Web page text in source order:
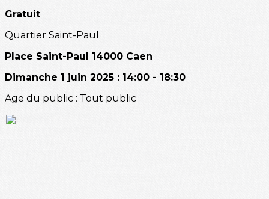
Gratuit
Quartier Saint-Paul
Place Saint-Paul 14000 Caen
Dimanche 1 juin 2025 : 14:00 - 18:30
Age du public : Tout public